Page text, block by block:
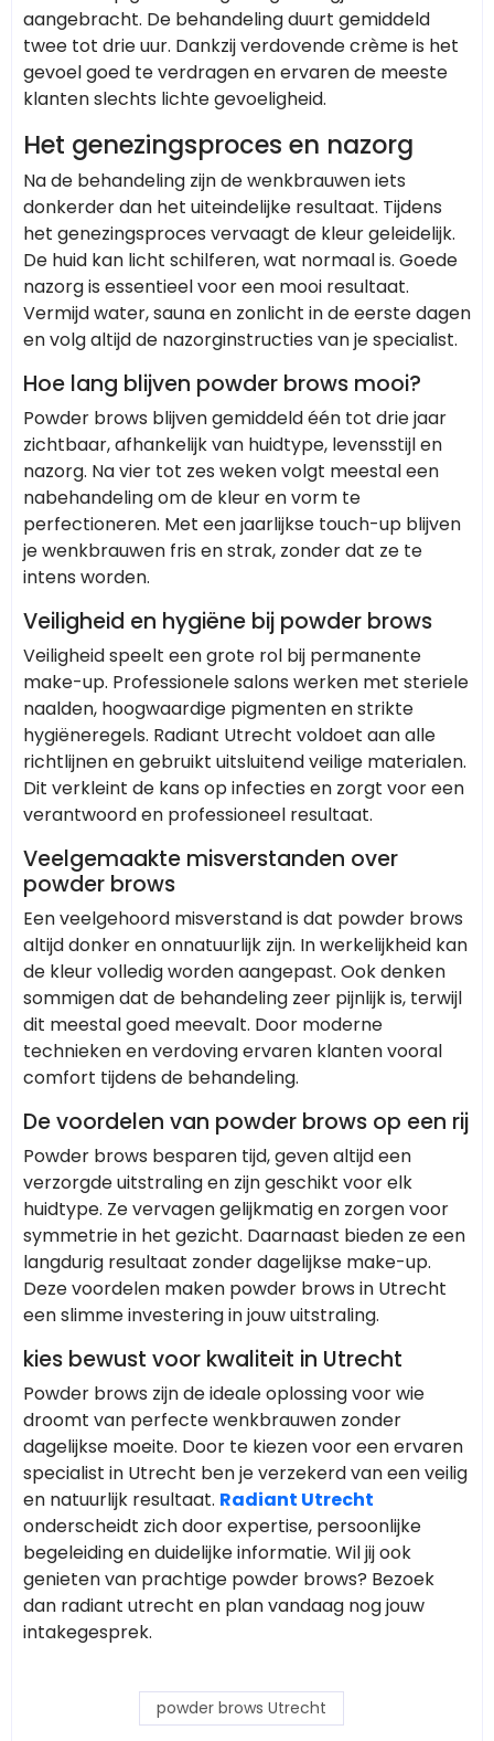
aangebracht. De behandeling duurt gemiddeld
twee tot drie uur. Dankzij verdovende crème is het
gevoel goed te verdragen en ervaren de meeste
klanten slechts lichte gevoeligheid.
Het genezingsproces en nazorg
Na de behandeling zijn de wenkbrauwen iets
donkerder dan het uiteindelijke resultaat. Tijdens
het genezingsproces vervaagt de kleur geleidelijk.
De huid kan licht schilferen, wat normaal is. Goede
nazorg is essentieel voor een mooi resultaat.
Vermijd water, sauna en zonlicht in de eerste dagen
en volg altijd de nazorginstructies van je specialist.
Hoe lang blijven powder brows mooi?
Powder brows blijven gemiddeld één tot drie jaar
zichtbaar, afhankelijk van huidtype, levensstijl en
nazorg. Na vier tot zes weken volgt meestal een
nabehandeling om de kleur en vorm te
perfectioneren. Met een jaarlijkse touch-up blijven
je wenkbrauwen fris en strak, zonder dat ze te
intens worden.
Veiligheid en hygiëne bij powder brows
Veiligheid speelt een grote rol bij permanente
make-up. Professionele salons werken met steriele
naalden, hoogwaardige pigmenten en strikte
hygiëneregels. Radiant Utrecht voldoet aan alle
richtlijnen en gebruikt uitsluitend veilige materialen.
Dit verkleint de kans op infecties en zorgt voor een
verantwoord en professioneel resultaat.
Veelgemaakte misverstanden over
powder brows
Een veelgehoord misverstand is dat powder brows
altijd donker en onnatuurlijk zijn. In werkelijkheid kan
de kleur volledig worden aangepast. Ook denken
sommigen dat de behandeling zeer pijnlijk is, terwijl
dit meestal goed meevalt. Door moderne
technieken en verdoving ervaren klanten vooral
comfort tijdens de behandeling.
De voordelen van powder brows op een rij
Powder brows besparen tijd, geven altijd een
verzorgde uitstraling en zijn geschikt voor elk
huidtype. Ze vervagen gelijkmatig en zorgen voor
symmetrie in het gezicht. Daarnaast bieden ze een
langdurig resultaat zonder dagelijkse make-up.
Deze voordelen maken powder brows in Utrecht
een slimme investering in jouw uitstraling.
kies bewust voor kwaliteit in Utrecht
Powder brows zijn de ideale oplossing voor wie
droomt van perfecte wenkbrauwen zonder
dagelijkse moeite. Door te kiezen voor een ervaren
specialist in Utrecht ben je verzekerd van een veilig
en natuurlijk resultaat. Radiant Utrecht
onderscheidt zich door expertise, persoonlijke
begeleiding en duidelijke informatie. Wil jij ook
genieten van prachtige powder brows? Bezoek
dan radiant utrecht en plan vandaag nog jouw
intakegesprek.
⁠powder brows Utrecht